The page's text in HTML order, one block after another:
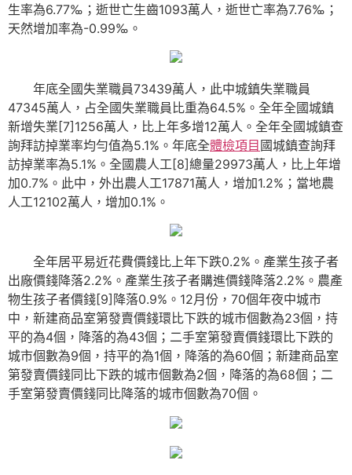
生率為6.77‰；逝世亡生齒1093萬人，逝世亡率為7.76‰；
天然增加率為-0.99‰。
年底全國失業職員73439萬人，此中城鎮失業職員
47345萬人，占全國失業職員比重為64.5%。全年全國城鎮
新增失業[7]1256萬人，比上年多增12萬人。全年全國城鎮查
詢拜訪掉業率均勻值為5.1%。年底全體檢項目國城鎮查詢拜
訪掉業率為5.1%。全國農人工[8]總量29973萬人，比上年增
加0.7%。此中，外出農人工17871萬人，增加1.2%；當地農
人工12102萬人，增加0.1%。
全年居平易近花費價錢比上年下跌0.2%。產業生孩子者
出廠價錢降落2.2%。產業生孩子者購進價錢降落2.2%。農產
物生孩子者價錢[9]降落0.9%。12月份，70個年夜中城市
中，新建商品室第發賣價錢環比下跌的城市個數為23個，持
平的為4個，降落的為43個；二手室第發賣價錢環比下跌的
城市個數為9個，持平的為1個，降落的為60個；新建商品室
第發賣價錢同比下跌的城市個數為2個，降落的為68個；二
手室第發賣價錢同比降落的城市個數為70個。